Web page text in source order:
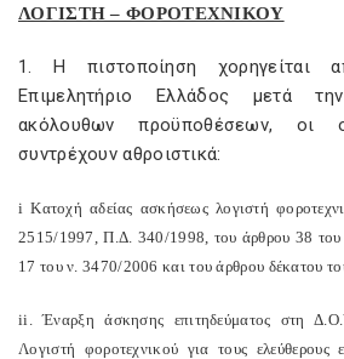
ΛΟΓΙΣΤΗ – ΦΟΡΟΤΕΧΝΙΚΟΥ
1. Η πιστοποίηση χορηγείται
Επιμελητήριο Ελλάδος μετά
ακόλουθων προϋποθέσεων, οι
συντρέχουν αθροιστικά:
i Κατοχή αδείας ασκήσεως λογιστή
2515/1997, Π.Δ. 340/1998, του άρθρου 38
17 του ν. 3470/2006 και του άρθρου δέκατου
ii. Έναρξη άσκησης επιτηδεύματος στη
Λογιστή φοροτεχνικού για τους ελεύθερους